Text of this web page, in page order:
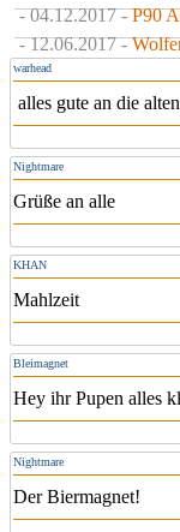
- 04.12.2017 - P90
- 12.06.2017 -
warhead
alles gute an die
Nightmare
Grüße an alle
KHAN
Mahlzeit
Bleimagnet
Hey ihr Pupen alles
Nightmare
Der Biermagnet!